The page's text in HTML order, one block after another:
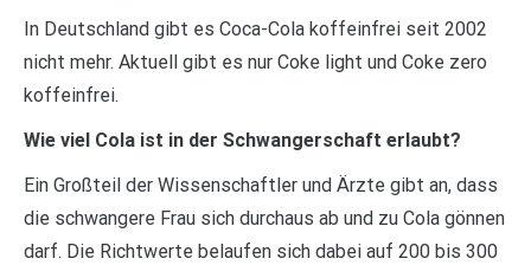
In Deutschland gibt es Coca-Cola koffeinfrei seit 2002
nicht mehr. Aktuell gibt es nur Coke light und Coke zero
koffeinfrei.
Wie viel Cola ist in der Schwangerschaft erlaubt?
Ein Großteil der Wissenschaftler und Ärzte gibt an, dass
die schwangere Frau sich durchaus ab und zu Cola gönnen
darf. Die Richtwerte belaufen sich dabei auf 200 bis 300